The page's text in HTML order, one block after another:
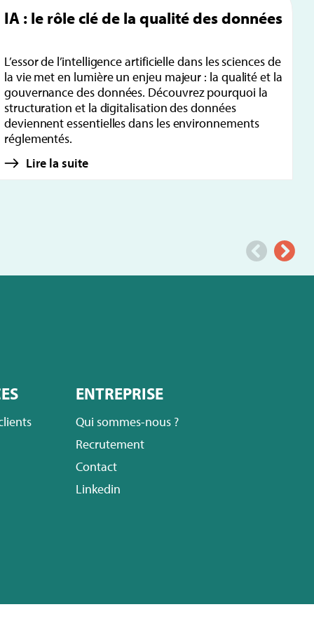
IA : le rôle clé de la qualité des données
L’essor de l’intelligence artificielle dans les sciences de
la vie met en lumière un enjeu majeur : la qualité et la
gouvernance des données. Découvrez pourquoi la
structuration et la digitalisation des données
deviennent essentielles dans les environnements
réglementés.
Lire la suite
ENTREPRISE
Qui sommes-nous ?
Recrutement
Contact
Linkedin